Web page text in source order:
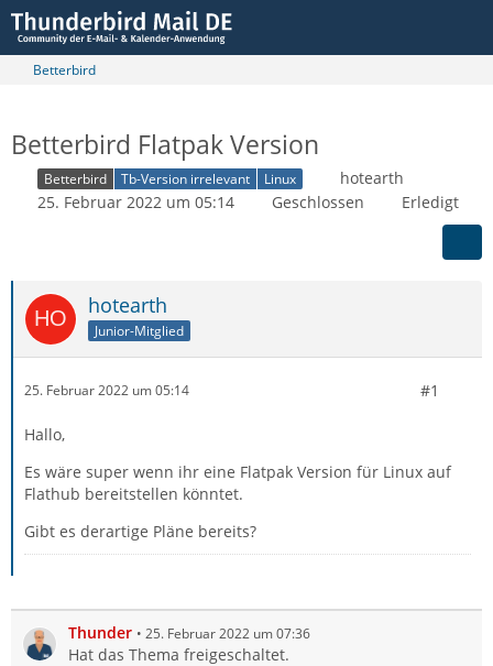
Betterbird
Betterbird Flatpak Version
Betterbird Tb-Version irrelevant Linux
hotearth
25. Februar 2022 um 05:14
Geschlossen Erledigt
hotearth
Junior-Mitglied
25. Februar 2022 um 05:14 #1
Hallo,
Es wäre super wenn ihr eine Flatpak Version für Linux auf
Flathub bereitstellen könntet.
Gibt es derartige Pläne bereits?
Thunder 25. Februar 2022 um 07:36
Hat das Thema freigeschaltet.